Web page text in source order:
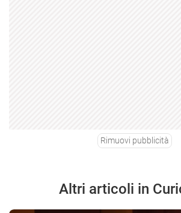
Rimuovi pubblicità
Altri articoli in